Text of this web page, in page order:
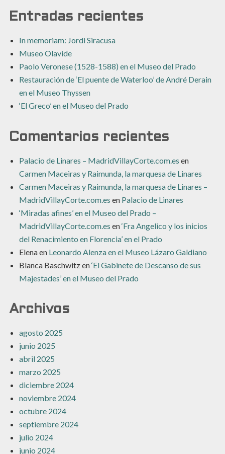
Entradas recientes
In memoriam: Jordi Siracusa
Museo Olavide
Paolo Veronese (1528-1588) en el Museo del Prado
Restauración de ‘El puente de Waterloo’ de André Derain
en el Museo Thyssen
‘El Greco’ en el Museo del Prado
Comentarios recientes
Palacio de Linares – MadridVillayCorte.com.es en
Carmen Maceiras y Raimunda, la marquesa de Linares
Carmen Maceiras y Raimunda, la marquesa de Linares –
MadridVillayCorte.com.es en Palacio de Linares
‘Miradas afines’ en el Museo del Prado –
MadridVillayCorte.com.es en‘Fra Angelico y los inicios
del Renacimiento en Florencia’ en el Prado
Elenaen Leonardo Alenza en el Museo Lázaro Galdiano
Blanca Baschwitzen‘El Gabinete de Descanso de sus
Majestades’ en el Museo del Prado
Archivos
agosto 2025
junio 2025
abril 2025
marzo 2025
diciembre 2024
noviembre 2024
octubre 2024
septiembre 2024
julio 2024
junio 2024